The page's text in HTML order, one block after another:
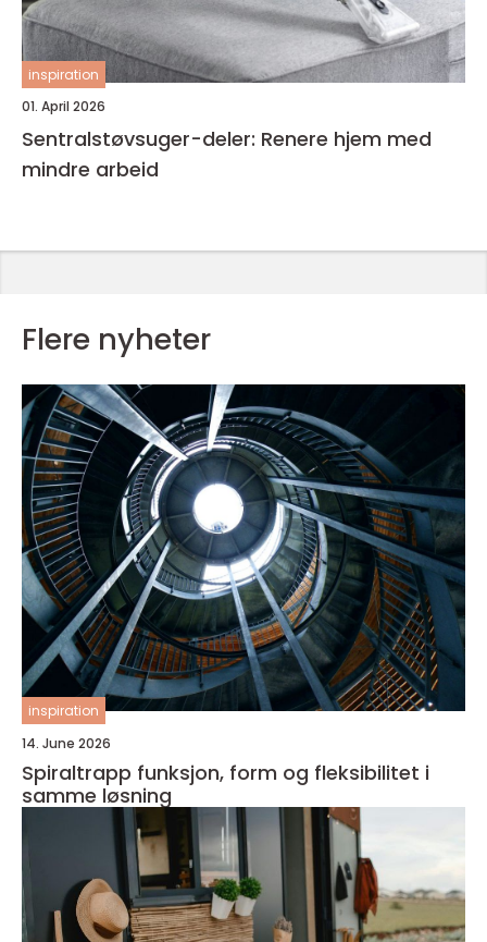
inspiration
01. April 2026
Sentralstøvsuger-deler: Renere hjem med
mindre arbeid
Flere nyheter
inspiration
14. June 2026
Spiraltrapp funksjon, form og fleksibilitet i
samme løsning